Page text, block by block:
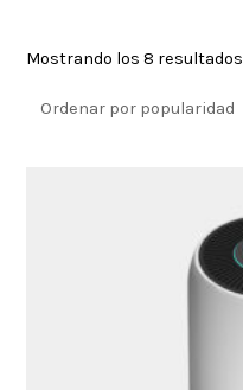
Mostrando los 8 resultados